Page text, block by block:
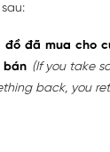
đồ đã mua cho
bán (If you take
back, you